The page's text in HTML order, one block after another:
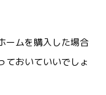
ームを購入した場合
ておいていいでしょ